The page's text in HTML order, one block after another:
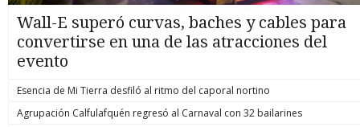
Wall-E superó curvas, baches y cables para
convertirse en una de las atracciones del
evento
Esencia de Mi Tierra desfiló al ritmo del caporal nortino
Agrupación Calfulafquén regresó al Carnaval con 32 bailarines